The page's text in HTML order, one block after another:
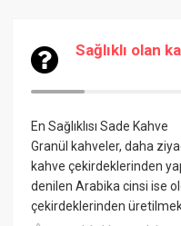
Sağlıklı olan
En Sağlıklısı Sade Kahve
Granül kahveler, daha
kahve çekirdeklerinden
denilen Arabika cinsi ise
çekirdeklerinden